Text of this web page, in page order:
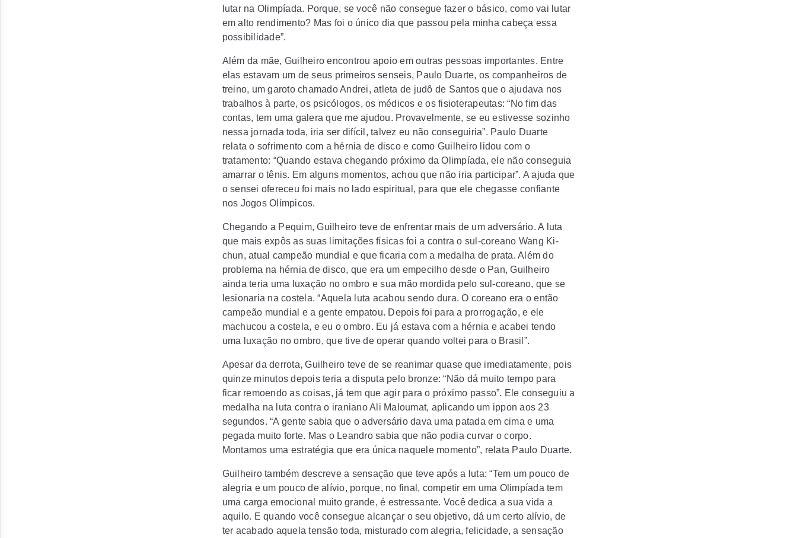
lutar na Olimpíada. Porque, se você não consegue fazer o básico, como vai lutar
em alto rendimento? Mas foi o único dia que passou pela minha cabeça essa
possibilidade”.
Além da mãe, Guilheiro encontrou apoio em outras pessoas importantes. Entre
elas estavam um de seus primeiros senseis, Paulo Duarte, os companheiros de
treino, um garoto chamado Andrei, atleta de judô de Santos que o ajudava nos
trabalhos à parte, os psicólogos, os médicos e os fisioterapeutas: “No fim das
contas, tem uma galera que me ajudou. Provavelmente, se eu estivesse sozinho
nessa jornada toda, iria ser difícil, talvez eu não conseguiria”. Paulo Duarte
relata o sofrimento com a hérnia de disco e como Guilheiro lidou com o
tratamento: “Quando estava chegando próximo da Olimpíada, ele não conseguia
amarrar o tênis. Em alguns momentos, achou que não iria participar”. A ajuda que
o sensei ofereceu foi mais no lado espiritual, para que ele chegasse confiante
nos Jogos Olímpicos.
Chegando a Pequim, Guilheiro teve de enfrentar mais de um adversário. A luta
que mais expôs as suas limitações físicas foi a contra o sul-coreano Wang Ki-
chun, atual campeão mundial e que ficaria com a medalha de prata. Além do
problema na hérnia de disco, que era um empecilho desde o Pan, Guilheiro
ainda teria uma luxação no ombro e sua mão mordida pelo sul-coreano, que se
lesionaria na costela. “Aquela luta acabou sendo dura. O coreano era o então
campeão mundial e a gente empatou. Depois foi para a prorrogação, e ele
machucou a costela, e eu o ombro. Eu já estava com a hérnia e acabei tendo
uma luxação no ombro, que tive de operar quando voltei para o Brasil”.
Apesar da derrota, Guilheiro teve de se reanimar quase que imediatamente, pois
quinze minutos depois teria a disputa pelo bronze: “Não dá muito tempo para
ficar remoendo as coisas, já tem que agir para o próximo passo”. Ele conseguiu a
medalha na luta contra o iraniano Ali Maloumat, aplicando um ippon aos 23
segundos. “A gente sabia que o adversário dava uma patada em cima e uma
pegada muito forte. Mas o Leandro sabia que não podia curvar o corpo.
Montamos uma estratégia que era única naquele momento”, relata Paulo Duarte.
Guilheiro também descreve a sensação que teve após a luta: “Tem um pouco de
alegria e um pouco de alívio, porque, no final, competir em uma Olimpíada tem
uma carga emocional muito grande, é estressante. Você dedica a sua vida a
aquilo. E quando você consegue alcançar o seu objetivo, dá um certo alívio, de
ter acabado aquela tensão toda, misturado com alegria, felicidade, a sensação